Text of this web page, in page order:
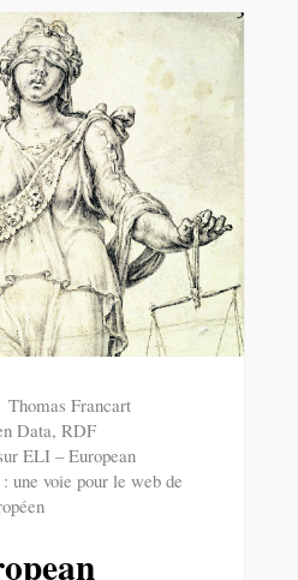
Thomas Francart
Data, RDF
ELI – European
une voie pour le web de